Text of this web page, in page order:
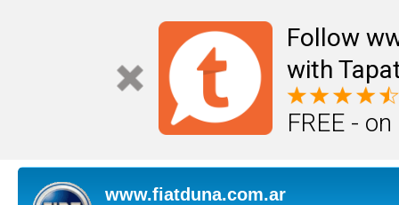
Follow
with
FREE -
www.fiatduna.com.ar